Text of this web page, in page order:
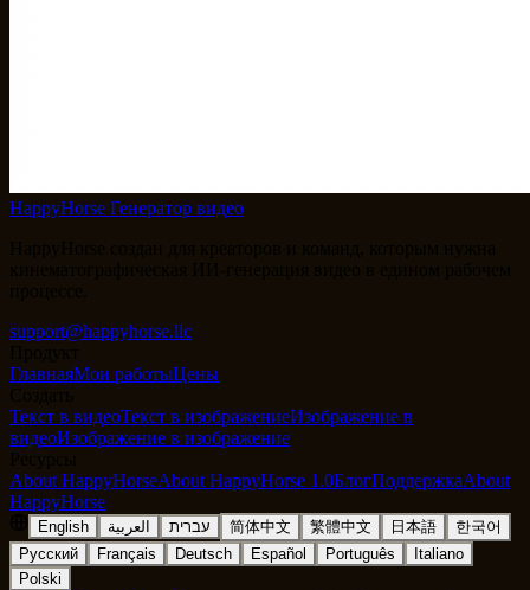
HappyHorse Генератор видео
support@happyhorse.llc
ГлавнаяМои работыЦены
Текст в видеоТекст в изображениеИзображение в
видеоИзображение в изображение
About HappyHorseAbout HappyHorse 1.0БлогПоддержкаAbout
HappyHorse
English العربية עברית 简体中文 繁體中文 日本語
한국어
Русский
Français Deutsch Español Português
Italiano
Polski